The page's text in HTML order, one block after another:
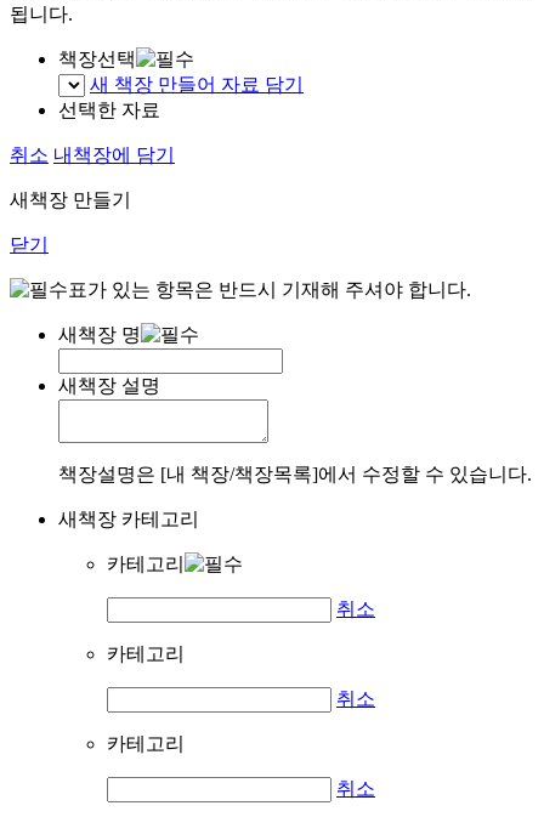
됩니다.
책장선택
새 책장 만들어 자료 담기
선택한 자료
취소 내책장에 담기
새책장 만들기
닫기
표가 있는 항목은 반드시 기재해 주셔야 합니다.
새책장 명
새책장 설명
책장설명은 [내 책장/책장목록]에서 수정할 수 있습니다.
새책장 카테고리
카테고리
취소
카테고리
취소
카테고리
취소